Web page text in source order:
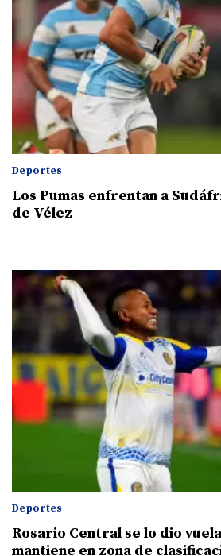
Deportes
Los Pumas enfrentan a
de Vélez
Deportes
Rosario Central se lo dio
mantiene en zona de